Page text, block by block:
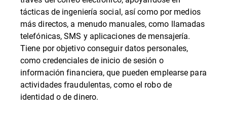
tácticas de ingeniería social, así como por medios
más directos, a menudo manuales, como llamadas
telefónicas, SMS y aplicaciones de mensajería.
Tiene por objetivo conseguir datos personales,
como credenciales de inicio de sesión o
información financiera, que pueden emplearse para
actividades fraudulentas, como el robo de
identidad o de dinero.